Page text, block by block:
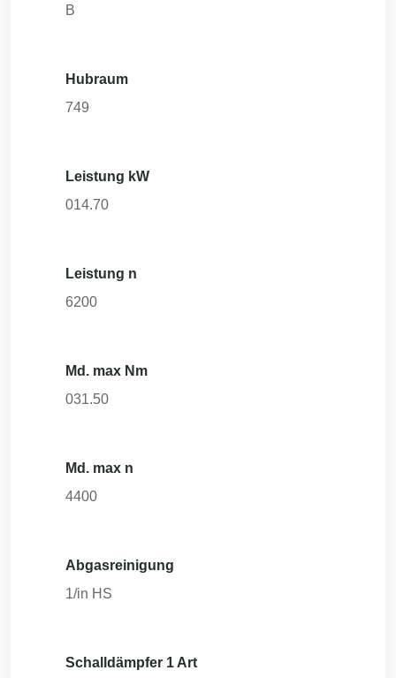
B
Hubraum
749
Leistung kW
014.70
Leistung n
6200
Md. max Nm
031.50
Md. max n
4400
Abgasreinigung
1/in HS
Schalldämpfer 1 Art